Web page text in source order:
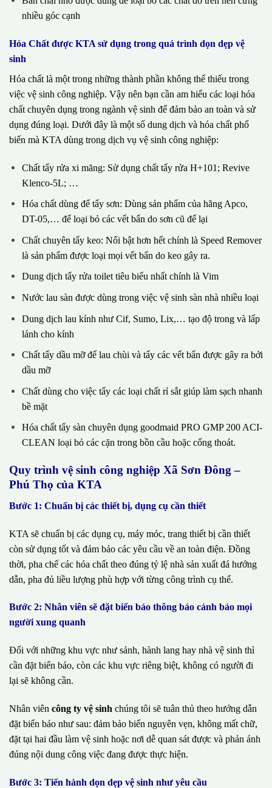
nhiều góc cạnh
Hóa Chất được KTA sử dụng trong quá trình dọn dẹp vệ
sinh
Hóa chất là một trong những thành phần không thể thiếu trong
việc vệ sinh công nghiệp. Vậy nên bạn cần am hiểu các loại hóa
chất chuyên dụng trong ngành vệ sinh để đảm bảo an toàn và sử
dụng đúng loại. Dưới đây là một số dung dịch và hóa chất phổ
biến mà KTA dùng trong dịch vụ vệ sinh công nghiệp:
Chất tẩy rửa xi măng: Sử dụng chất tẩy rửa H+101; Revive
Klenco-5L; …
Hóa chất dùng để tẩy sơn: Dùng sản phẩm của hãng Apco,
DT-05,… để loại bỏ các vết bẩn do sơn cũ để lại
Chất chuyên tẩy keo: Nổi bật hơn hết chính là Speed Remover
là sản phẩm được loại mọi vết bẩn do keo gây ra.
Dung dịch tẩy rửa toilet tiêu biểu nhất chính là Vim
Nước lau sàn được dùng trong việc vệ sinh sàn nhà nhiều loại
Dung dịch lau kính như Cif, Sumo, Lix,… tạo độ trong và lấp
lánh cho kính
Chất tẩy dầu mỡ để lau chùi và tẩy các vết bẩn được gây ra bởi
dầu mỡ
Chất dùng cho việc tẩy các loại chất rỉ sắt giúp làm sạch nhanh
bề mặt
Hóa chất tẩy sàn chuyên dụng goodmaid PRO GMP 200 ACI-
CLEAN loại bỏ các cặn trong bồn cầu hoặc cống thoát.
Quy trình vệ sinh công nghiệp Xã Sơn Đông –
Phú Thọ của KTA
Bước 1: Chuẩn bị các thiết bị, dụng cụ cần thiết
KTA sẽ chuẩn bị các dụng cụ, máy móc, trang thiết bị cần thiết
còn sử dụng tốt và đảm bảo các yêu cầu về an toàn điện. Đồng
thời, pha chế các hóa chất theo đúng tỷ lệ nhà sản xuất đá hướng
dẫn, pha đủ liều lượng phù hợp với từng công trình cụ thể.
Bước 2: Nhân viên sẽ đặt biển báo thông báo cảnh báo mọi
người xung quanh
Đối với những khu vực như sảnh, hành lang hay nhà vệ sinh thì
cần đặt biển báo, còn các khu vực riêng biệt, không có người đi
lại sẽ không cần.
Nhân viên công ty vệ sinh chúng tôi sẽ tuân thủ theo hướng dẫn
đặt biển báo như sau: đảm bảo biển nguyên vẹn, không mất chữ,
đặt tại hai đầu làm vệ sinh hoặc nơi dễ quan sát được và phản ánh
đúng nội dung công việc đang được thực hiện.
Bước 3: Tiến hành dọn dẹp vệ sinh như yêu cầu